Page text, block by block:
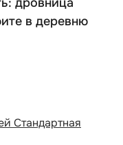
в деревню
Стандартная